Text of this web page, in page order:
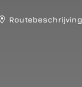
Routebeschrijving